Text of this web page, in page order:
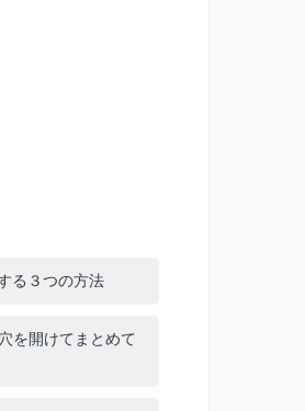
る３つの方法
を開けてまとめて